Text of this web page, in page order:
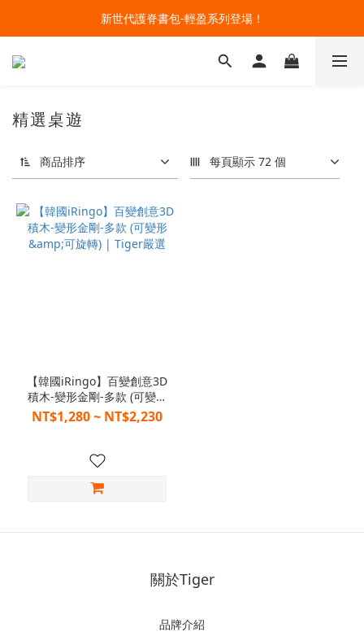
🔥今夏最夯 Pokémon 寶可夢書包現貨熱賣中！開心迎接新學期！
新世代護脊書包-輕盈系列登場！
開學裝備大作戰！購買指定款護脊書包就送補習袋+零錢包
精選桌遊
商品排序 每頁顯示 72 個
【韓國iRingo】百變創意3D
積木-變形金剛-多款 (可變形
&可旋轉) | Tiger嚴選
NT$1,280 ~ NT$2,230
關於Tiger
品牌介紹